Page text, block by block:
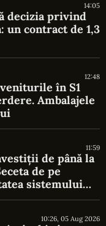
14:05
decizia privind
un contract de 1,3
12:48
în S1
Ambalajele
11:59
de până la
de pe
sistemului
10:26, 05 Aug 2026